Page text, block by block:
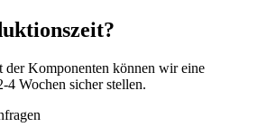
der Komponenten können wir eine
4 Wochen sicher stellen.